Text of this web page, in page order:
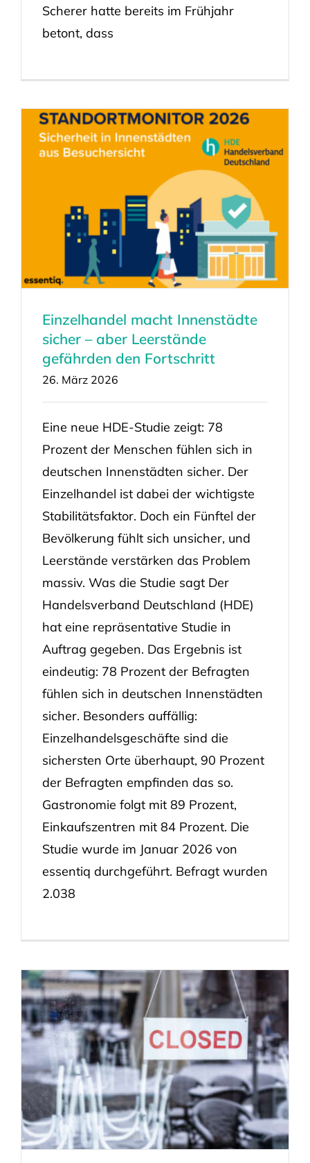
Scherer hatte bereits im Frühjahr
betont, dass
Einzelhandel macht Innenstädte
sicher – aber Leerstände
gefährden den Fortschritt
26. März 2026
Eine neue HDE-Studie zeigt: 78
Prozent der Menschen fühlen sich in
deutschen Innenstädten sicher. Der
Einzelhandel ist dabei der wichtigste
Stabilitätsfaktor. Doch ein Fünftel der
Bevölkerung fühlt sich unsicher, und
Leerstände verstärken das Problem
massiv. Was die Studie sagt Der
Handelsverband Deutschland (HDE)
hat eine repräsentative Studie in
Auftrag gegeben. Das Ergebnis ist
eindeutig: 78 Prozent der Befragten
fühlen sich in deutschen Innenstädten
sicher. Besonders auffällig:
Einzelhandelsgeschäfte sind die
sichersten Orte überhaupt, 90 Prozent
der Befragten empfinden das so.
Gastronomie folgt mit 89 Prozent,
Einkaufszentren mit 84 Prozent. Die
Studie wurde im Januar 2026 von
essentiq durchgeführt. Befragt wurden
2.038